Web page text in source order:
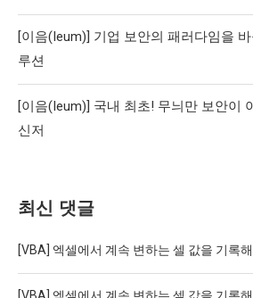
[이음(Ieum)] 기업 보안의 패러다임을
루션
[이음(Ieum)] 국내 최초! 무늬만 보안이
신저
최신 댓글
[VBA] 엑셀에서 계속 변하는 셀 값을 기록
[VBA] 엑셀에서 계속 변하는 셀 값을 기록